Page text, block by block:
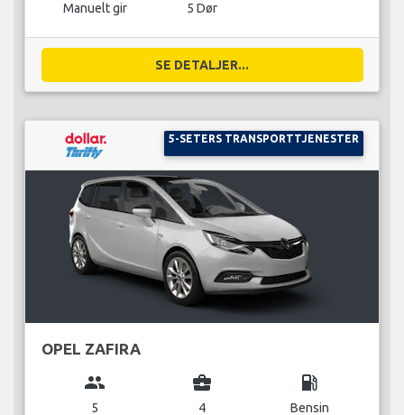
Manuelt gir 5 Dør
SE DETALJER...
5-SETERS TRANSPORTTJENESTER
OPEL ZAFIRA
group
5
business_center
4
local_gas_station
Bensin